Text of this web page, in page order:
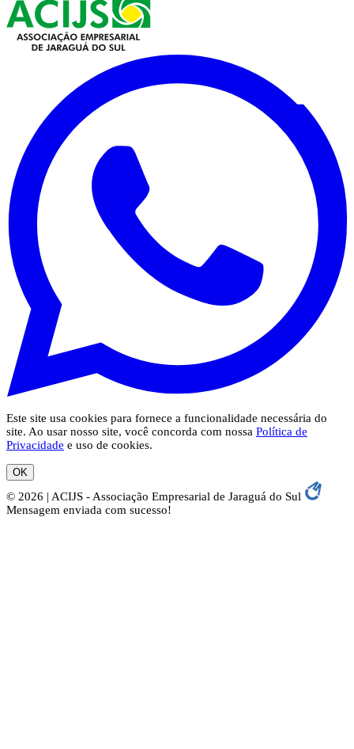
Este site usa cookies para fornece a funcionalidade necessária do
site. Ao usar nosso site, você concorda com nossa Política de
Privacidade e uso de cookies.
OK
© 2026 | ACIJS - Associação Empresarial de Jaraguá do Sul
Mensagem enviada com sucesso!